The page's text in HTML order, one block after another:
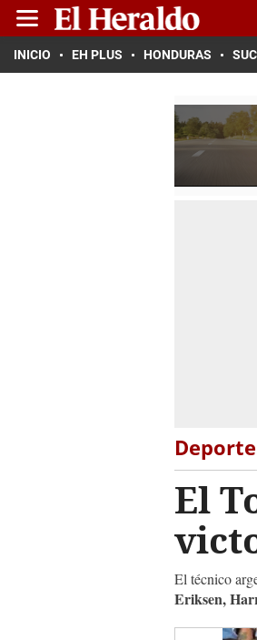
INICIO EH PLUS HONDURAS
El
El técnico
Eriksen,